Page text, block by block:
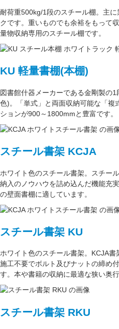
耐荷重500kg/1段のスチール棚。主に
クです。重いものでも余裕をもって
量物収納専用のスチール棚です。
KU 軽量書棚(本棚)
図書館什器メーカーである金剛製の1
色)。
「単式」 と両面収納可能な 「複
ションが900～1800mmと豊富です。
スチール書架 KCJA
ホワイト色のスチール書架。スチー
納入のノウハウを詰め込んだ機能充
の壁面書棚に適しています。
スチール書架 KU
ホワイト色のスチール書架。KCJA書
施工不要でボルト及びナットの締め
す。本や書籍の収納に最適な狭い奥
スチール書架 RKU